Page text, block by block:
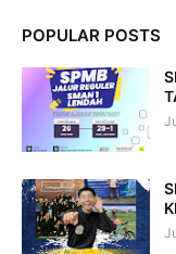
POPULAR POSTS